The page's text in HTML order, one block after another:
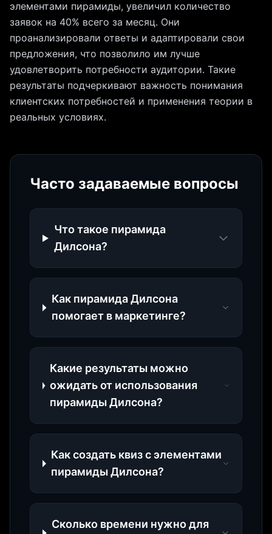
элементами пирамиды, увеличил количество
заявок на 40% всего за месяц. Они
проанализировали ответы и адаптировали свои
предложения, что позволило им лучше
удовлетворить потребности аудитории. Такие
результаты подчеркивают важность понимания
клиентских потребностей и применения теории в
реальных условиях.
Часто задаваемые вопросы
Что такое пирамида
Дилсона?
Как пирамида Дилсона
помогает в маркетинге?
Какие результаты можно
ожидать от использования
пирамиды Дилсона?
Как создать квиз с элементами
пирамиды Дилсона?
Сколько времени нужно для